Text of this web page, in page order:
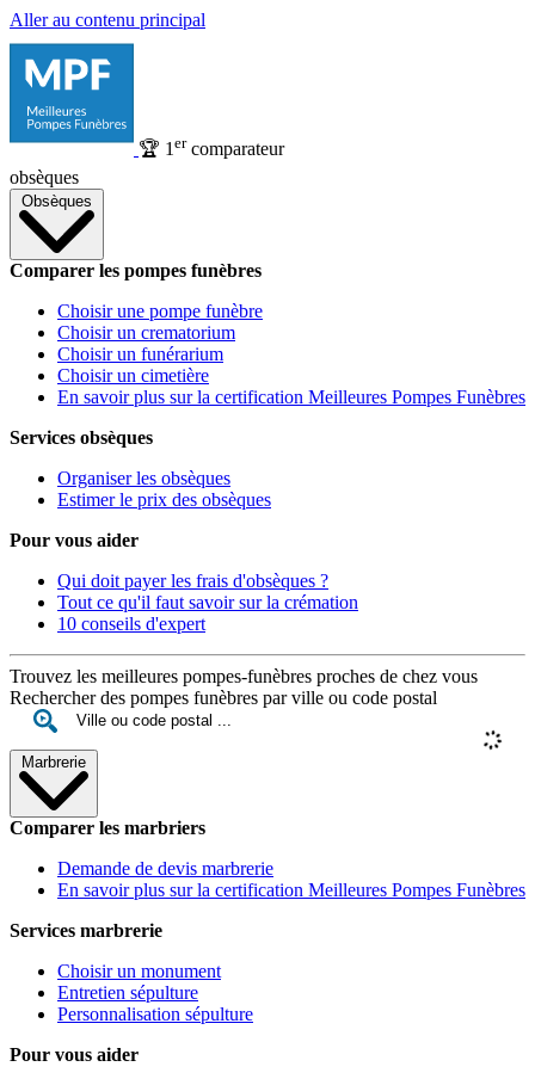
Aller au contenu principal
🏆 1 ercomparateur
obsèques
Obsèques
Comparer les pompes funèbres
Choisir une pompe funèbre
Choisir un crematorium
Choisir un funérarium
Choisir un cimetière
En savoir plus sur la certification Meilleures Pompes Funèbres
Services obsèques
Organiser les obsèques
Estimer le prix des obsèques
Pour vous aider
Qui doit payer les frais d'obsèques ?
Tout ce qu'il faut savoir sur la crémation
10 conseils d'expert
Trouvez les meilleures pompes-funèbres proches de chez vous
Rechercher des pompes funèbres par ville ou code postal
Marbrerie
Comparer les marbriers
Demande de devis marbrerie
En savoir plus sur la certification Meilleures Pompes Funèbres
Services marbrerie
Choisir un monument
Entretien sépulture
Personnalisation sépulture
Pour vous aider